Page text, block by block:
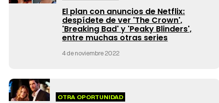
El plan con anuncios de Netflix:
despídete de ver 'The Crown',
'Breaking Bad' y 'Peaky Blinders',
entre muchas otras series
4 de noviembre 2022
OTRA OPORTUNIDAD